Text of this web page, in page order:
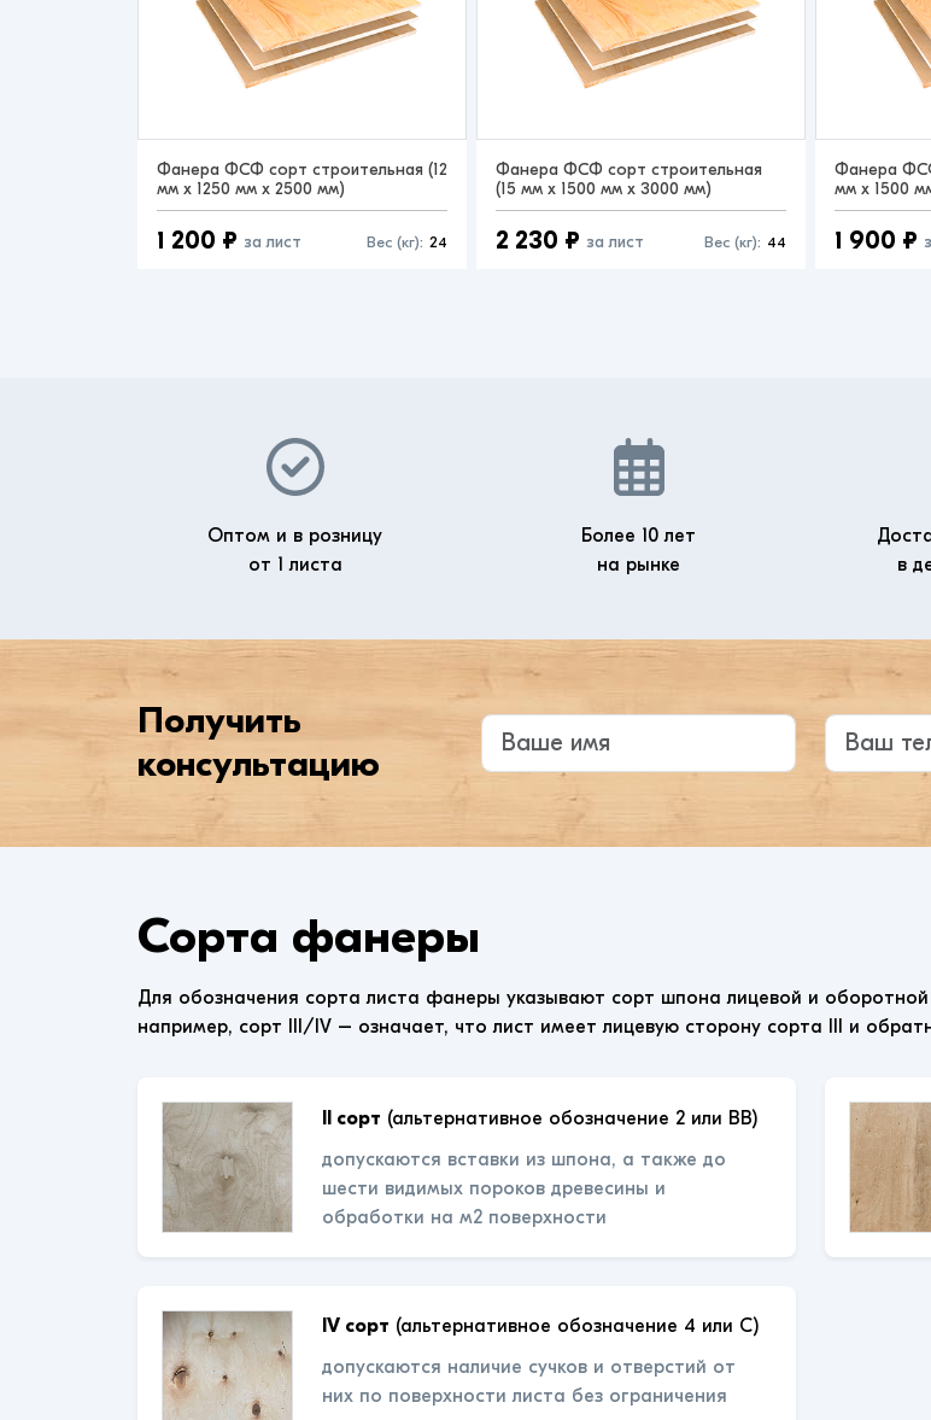
Фанера ФСФ сорт строительная (12
мм x 1250 мм x 2500 мм)
1 200 ₽ за лист Вес (кг): 24
Фанера ФСФ сорт строительная
(15 мм x 1500 мм x 3000 мм)
2 230 ₽ за лист Вес (кг): 44
Фанера
мм x 1500
1 900 ₽
Оптом и в розницу
от 1 листа
Более 10 лет
на рынке
в
Получить
консультацию
Введите ваше имя Ваш
Сорта фанеры
Для обозначения сорта листа фанеры указывают сорт шпона лицевой и
например, сорт III/IV – означает, что лист имеет лицевую сторону сорта III и
II сорт (альтернативное обозначение 2 или ВВ)
допускаются вставки из шпона, а также до
шести видимых пороков древесины и
обработки на м2 поверхности
IV сорт (альтернативное обозначение 4 или С)
допускаются наличие сучков и отверстий от
них по поверхности листа без ограничения